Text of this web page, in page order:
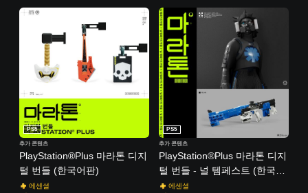
PlayStation®Plus 마라톤 디지
털 번들 (한국어판)
PS5
추가 콘텐츠
에센셜
PlayStation®Plus 마라톤 디지
털 번들 - 널 템페스트 (한국어
판)
PS5
추가 콘텐츠
에센셜